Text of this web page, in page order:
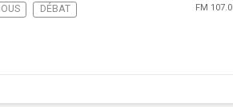
DÉBAT FM 107.0